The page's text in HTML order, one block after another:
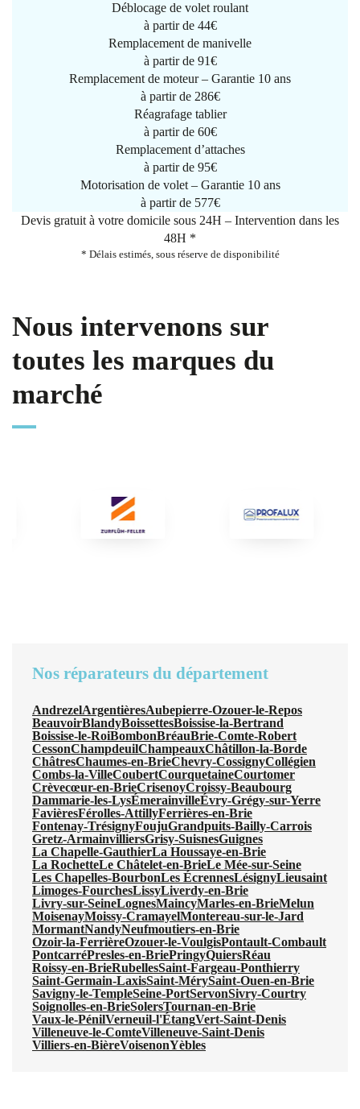
Déblocage de volet roulant
à partir de 44€
Remplacement de manivelle
à partir de 91€
Remplacement de moteur – Garantie 10 ans
à partir de 286€
Réagrafage tablier
à partir de 60€
Remplacement d’attaches
à partir de 95€
Motorisation de volet – Garantie 10 ans
à partir de 577€
Devis gratuit à votre domicile sous 24H – Intervention dans les
48H *
* Délais estimés, sous réserve de disponibilité
Nous intervenons sur
toutes les marques du
marché
Nos réparateurs du département
AndrezelArgentièresAubepierre-Ozouer-le-Repos
BeauvoirBlandyBoissettesBoissise-la-Bertrand
Boissise-le-RoiBombonBréauBrie-Comte-Robert
CessonChampdeuilChampeauxChâtillon-la-Borde
ChâtresChaumes-en-BrieChevry-CossignyCollégien
Combs-la-VilleCoubertCourquetaineCourtomer
Crèvecœur-en-BrieCrisenoyCroissy-Beaubourg
Dammarie-les-LysÉmerainvilleÉvry-Grégy-sur-Yerre
FavièresFérolles-AttillyFerrières-en-Brie
Fontenay-TrésignyFoujuGrandpuits-Bailly-Carrois
Gretz-ArmainvilliersGrisy-SuisnesGuignes
La Chapelle-GauthierLa Houssaye-en-Brie
La RochetteLe Châtelet-en-BrieLe Mée-sur-Seine
Les Chapelles-BourbonLes ÉcrennesLésignyLieusaint
Limoges-FourchesLissyLiverdy-en-Brie
Livry-sur-SeineLognesMaincyMarles-en-BrieMelun
MoisenayMoissy-CramayelMontereau-sur-le-Jard
MormantNandyNeufmoutiers-en-Brie
Ozoir-la-FerrièreOzouer-le-VoulgisPontault-Combault
PontcarréPresles-en-BriePringyQuiersRéau
Roissy-en-BrieRubellesSaint-Fargeau-Ponthierry
Saint-Germain-LaxisSaint-MérySaint-Ouen-en-Brie
Savigny-le-TempleSeine-PortServonSivry-Courtry
Soignolles-en-BrieSolersTournan-en-Brie
Vaux-le-PénilVerneuil-l'ÉtangVert-Saint-Denis
Villeneuve-le-ComteVilleneuve-Saint-Denis
Villiers-en-BièreVoisenonYèbles